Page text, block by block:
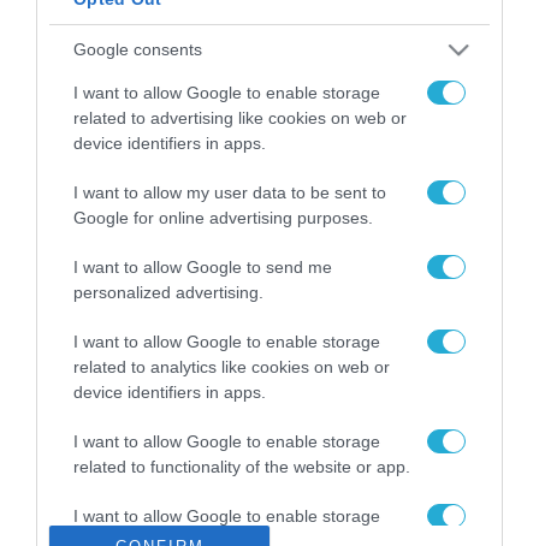
Google consents
I want to allow Google to enable storage
related to advertising like cookies on web or
device identifiers in apps.
I want to allow my user data to be sent to
Google for online advertising purposes.
I want to allow Google to send me
personalized advertising.
I want to allow Google to enable storage
related to analytics like cookies on web or
device identifiers in apps.
I want to allow Google to enable storage
related to functionality of the website or app.
I want to allow Google to enable storage
related to personalization.
ΡΟΗ ΕΙΔΗΣΕΩΝ
Το χρηματοδοτούμενο
από την ΕΕ έργο “The
Gaming Police”
ενισχύει την ασφάλεια
των παιδιών στο
διαδίκτυο
31.07.2026
ΑΑΔΕ: Διευκρινίσεις
για τα πρόστιμα σε
αφορούν τους ΦΗΜ
Σ. Καλαφάτης: «Η
Τεχνητή Νοημοσύνη
δεν είναι απλώς μια
μια νέα βιομηχανική
επανάσταση»
Νέος οδηγός του ΕΚΤ
των ελληνικών